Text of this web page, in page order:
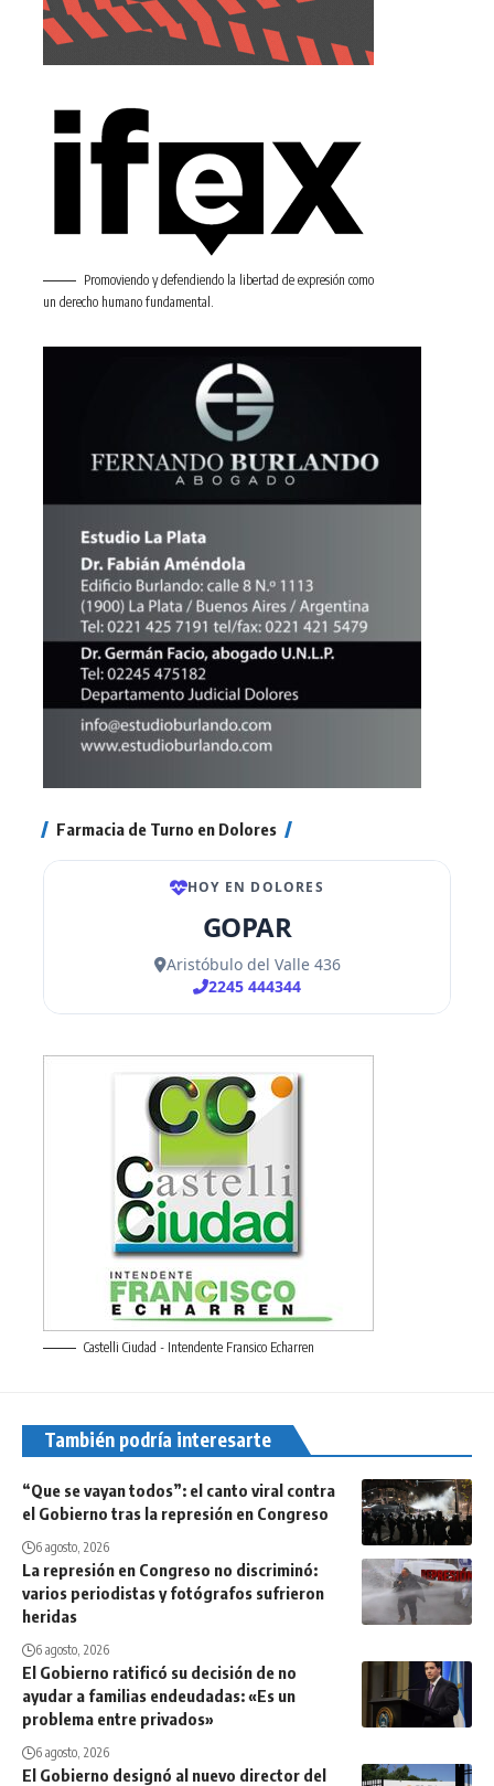
Promoviendo y defendiendo la libertad de expresión como
un derecho humano fundamental.
Farmacia de Turno en Dolores
Castelli Ciudad - Intendente Fransico Echarren
También podría interesarte
“Que se vayan todos”: el canto viral contra
el Gobierno tras la represión en Congreso
6 agosto, 2026
La represión en Congreso no discriminó:
varios periodistas y fotógrafos sufrieron
heridas
6 agosto, 2026
El Gobierno ratificó su decisión de no
ayudar a familias endeudadas: «Es un
problema entre privados»
6 agosto, 2026
El Gobierno designó al nuevo director del